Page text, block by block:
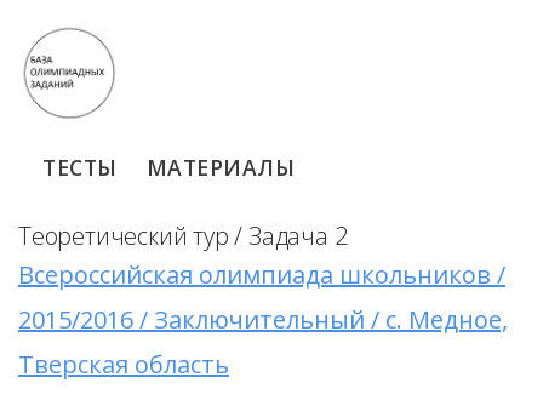
ТЕСТЫ МАТЕРИАЛЫ
Теоретический тур / Задача 2
Всероссийская олимпиада школьников /
2015/2016 / Заключительный / с. Медное,
Тверская область